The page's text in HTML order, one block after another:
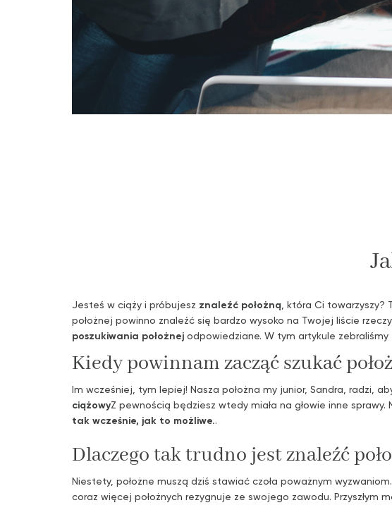
Jesteś w ciąży i próbujesz znaleźć położną , która Ci
położnej powinno znaleźć się bardzo wysoko na Twojej liście
poszukiwania położnej odpowiedziane. W tym artykule
Kiedy powinnam zacząć szukać
Im wcześniej, tym lepiej! Nasza położna my junior, Sandra, radzi,
ciążowyZ pewnością będziesz wtedy miała na głowie inne
tak wcześnie, jak to możliwe..
Dlaczego tak trudno jest znaleźć
Niestety, położne muszą dziś stawiać czoła poważnym wyzwaniom.
coraz więcej położnych rezygnuje ze swojego zawodu. Przyszłym